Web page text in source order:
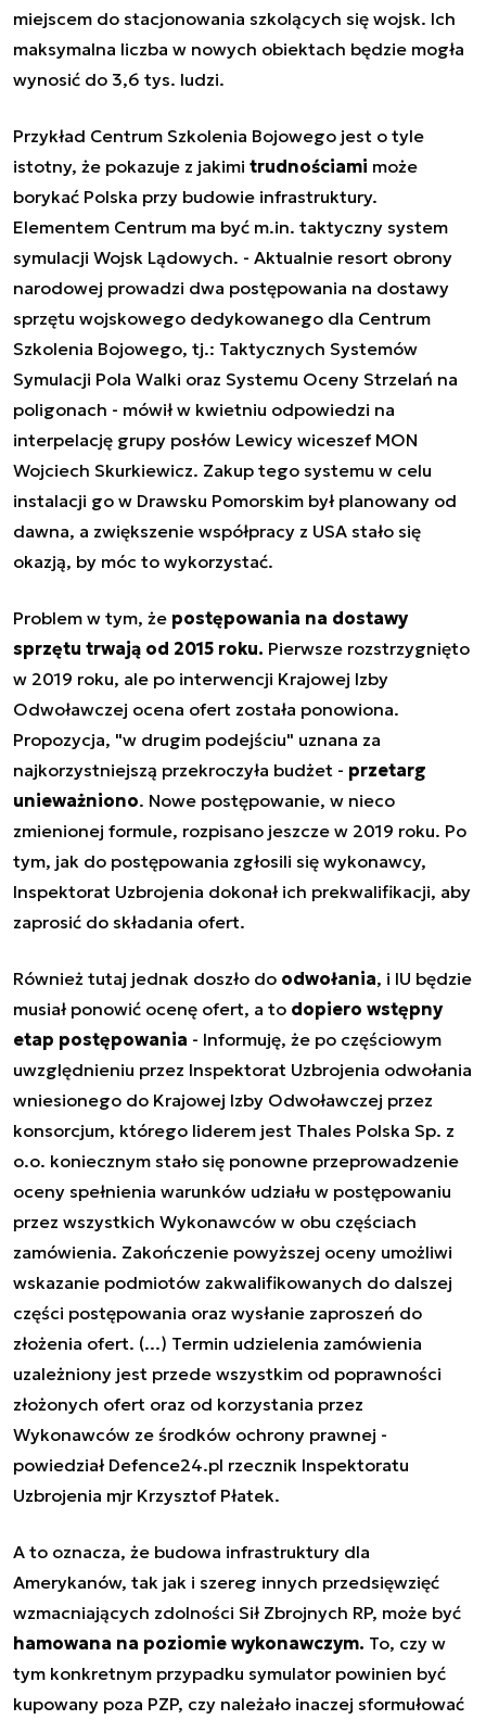
miejscem do stacjonowania szkolących się wojsk. Ich
maksymalna liczba w nowych obiektach będzie mogła
wynosić do 3,6 tys. ludzi.
Przykład Centrum Szkolenia Bojowego jest o tyle
istotny, że pokazuje z jakimi trudnościami może
borykać Polska przy budowie infrastruktury.
Elementem Centrum ma być m.in. taktyczny system
symulacji Wojsk Lądowych. - Aktualnie resort obrony
narodowej prowadzi dwa postępowania na dostawy
sprzętu wojskowego dedykowanego dla Centrum
Szkolenia Bojowego, tj.: Taktycznych Systemów
Symulacji Pola Walki oraz Systemu Oceny Strzelań na
poligonach - mówił w kwietniu odpowiedzi na
interpelację grupy posłów Lewicy wiceszef MON
Wojciech Skurkiewicz. Zakup tego systemu w celu
instalacji go w Drawsku Pomorskim był planowany od
dawna, a zwiększenie współpracy z USA stało się
okazją, by móc to wykorzystać.
Problem w tym, że postępowania na dostawy
sprzętu trwają od 2015 roku. Pierwsze rozstrzygnięto
w 2019 roku, ale po interwencji Krajowej Izby
Odwoławczej ocena ofert została ponowiona.
Propozycja, "w drugim podejściu" uznana za
najkorzystniejszą przekroczyła budżet - przetarg
unieważniono. Nowe postępowanie, w nieco
zmienionej formule, rozpisano jeszcze w 2019 roku. Po
tym, jak do postępowania zgłosili się wykonawcy,
Inspektorat Uzbrojenia dokonał ich prekwalifikacji, aby
zaprosić do składania ofert.
Również tutaj jednak doszło do odwołania, i IU będzie
musiał ponowić ocenę ofert, a to dopiero wstępny
etap postępowania - Informuję, że po częściowym
uwzględnieniu przez Inspektorat Uzbrojenia odwołania
wniesionego do Krajowej Izby Odwoławczej przez
konsorcjum, którego liderem jest Thales Polska Sp. z
o.o. koniecznym stało się ponowne przeprowadzenie
oceny spełnienia warunków udziału w postępowaniu
przez wszystkich Wykonawców w obu częściach
zamówienia. Zakończenie powyższej oceny umożliwi
wskazanie podmiotów zakwalifikowanych do dalszej
części postępowania oraz wysłanie zaproszeń do
złożenia ofert. (...) Termin udzielenia zamówienia
uzależniony jest przede wszystkim od poprawności
złożonych ofert oraz od korzystania przez
Wykonawców ze środków ochrony prawnej -
powiedział Defence24.pl rzecznik Inspektoratu
Uzbrojenia mjr Krzysztof Płatek.
A to oznacza, że budowa infrastruktury dla
Amerykanów, tak jak i szereg innych przedsięwzięć
wzmacniających zdolności Sił Zbrojnych RP, może być
hamowana na poziomie wykonawczym. To, czy w
tym konkretnym przypadku symulator powinien być
kupowany poza PZP, czy należało inaczej sformułować